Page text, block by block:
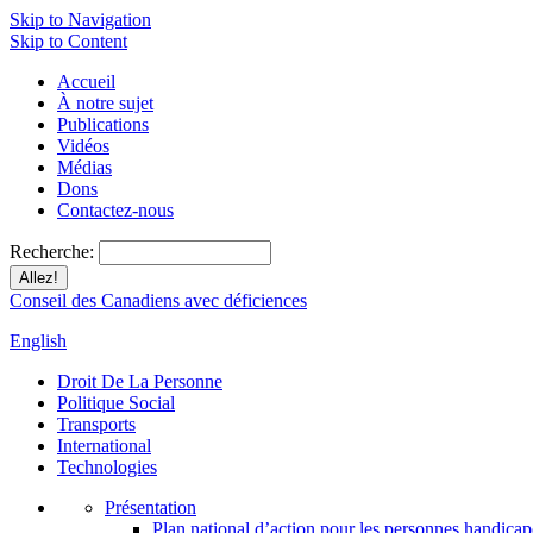
Skip to Navigation
Skip to Content
Accueil
À notre sujet
Publications
Vidéos
Médias
Dons
Contactez-nous
Recherche:
Conseil des Canadiens avec déficiences
English
Droit De La Personne
Politique Social
Transports
International
Technologies
Présentation
Plan national d’action pour les personnes